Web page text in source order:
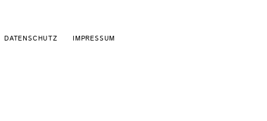
DATENSCHUTZ IMPRESSUM
Schaltfläche Schaltfläche